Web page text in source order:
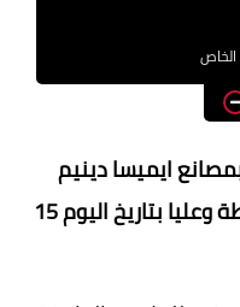
والمعاهد
ايميسا دينيم
للحاصلين على مؤهلات متوسطة وعليا بتاريخ اليوم 15